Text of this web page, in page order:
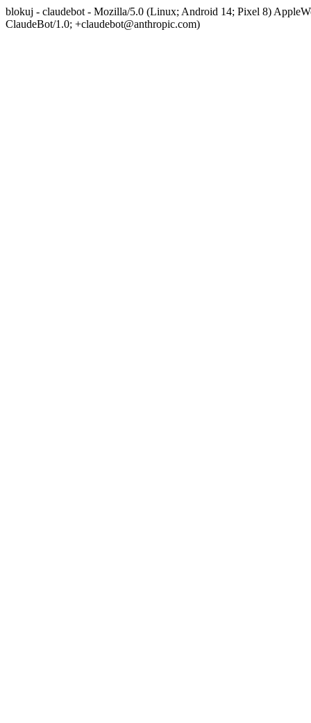
blokuj - claudebot - Mozilla/5.0 (Linux; Android 14; Pixel 8)
ClaudeBot/1.0; +claudebot@anthropic.com)